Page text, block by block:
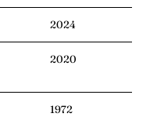
2024
2020
1972